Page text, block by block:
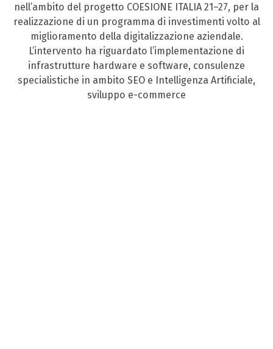
nell’ambito del progetto COESIONE ITALIA 21–27, per la
realizzazione di un programma di investimenti volto al
miglioramento della digitalizzazione aziendale.
L’intervento ha riguardato l’implementazione di
infrastrutture hardware e software, consulenze
specialistiche in ambito SEO e Intelligenza Artificiale,
sviluppo e-commerce